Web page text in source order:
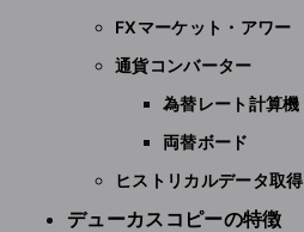
FXマーケット・アワー
通貨コンバーター
為替レート計算機
両替ボード
ヒストリカルデータ取得
デューカスコピーの特徴